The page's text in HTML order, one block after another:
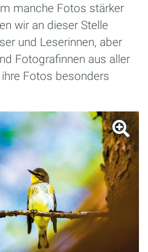
manche Fotos stärker
wir an dieser Stelle
und Leserinnen, aber
Fotografinnen aus aller
Fotos besonders